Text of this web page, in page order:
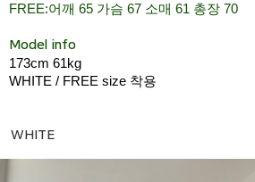
FREE:어깨 65 가슴 67 소매 61 총장 70
Model info
173cm 61kg
WHITE / FREE size 착용
WHITE